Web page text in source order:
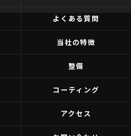
よくある質問
当社の特徴
整備
コーティング
アクセス